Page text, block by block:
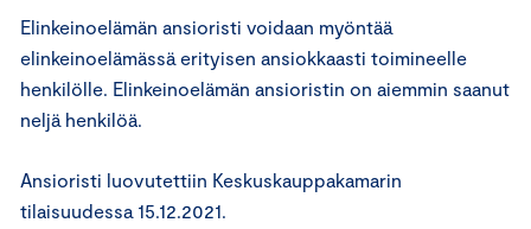
Elinkeinoelämän ansioristi voidaan myöntää
elinkeinoelämässä erityisen ansiokkaasti toimineelle
henkilölle. Elinkeinoelämän ansioristin on aiemmin saanut
neljä henkilöä.
Ansioristi luovutettiin Keskuskauppakamarin
tilaisuudessa 15.12.2021.